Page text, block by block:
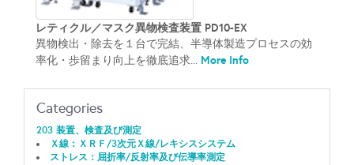
レティクル／マスク異物検査装置 PD10-EX
異物検出・除去を１台で完結、半導体製造プロセスの効
率化・歩留まり向上を徹底追求... More Info
Categories
203 装置、検査及び測定
Ｘ線：ＸＲＦ/3次元Ｘ線/レキシスシステム
ストレス：屈折率/反射率及び伝導率測定